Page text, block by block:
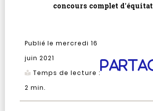
concours complet
Publié le mercredi 16
juin 2021
Temps de lecture :
2 min.